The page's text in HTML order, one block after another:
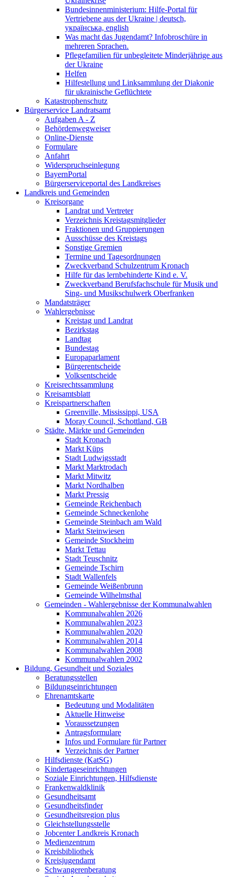
Bundesinnenministerium: Hilfe-Portal für
Vertriebene aus der Ukraine | deutsch,
українська, english
Was macht das Jugendamt? Infobroschüre in
mehreren Sprachen.
Pflegefamilien für unbegleitete Minderjährige aus
der Ukraine
Helfen
Hilfestellung und Linksammlung der Diakonie
für ukrainische Geflüchtete
Katastrophenschutz
Bürgerservice Landratsamt
Aufgaben A - Z
Behördenwegweiser
Online-Dienste
Formulare
Anfahrt
Widerspruchseinlegung
BayernPortal
Bürgerserviceportal des Landkreises
Landkreis und Gemeinden
Kreisorgane
Landrat und Vertreter
Verzeichnis Kreistagsmitglieder
Fraktionen und Gruppierungen
Ausschüsse des Kreistags
Sonstige Gremien
Termine und Tagesordnungen
Zweckverband Schulzentrum Kronach
Hilfe für das lernbehinderte Kind e. V.
Zweckverband Berufsfachschule für Musik und
Sing- und Musikschulwerk Oberfranken
Mandatsträger
Wahlergebnisse
Kreistag und Landrat
Bezirkstag
Landtag
Bundestag
Europaparlament
Bürgerentscheide
Volksentscheide
Kreisrechtssammlung
Kreisamtsblatt
Kreispartnerschaften
Greenville, Mississippi, USA
Moray Council, Schottland, GB
Städte, Märkte und Gemeinden
Stadt Kronach
Markt Küps
Stadt Ludwigsstadt
Markt Marktrodach
Markt Mitwitz
Markt Nordhalben
Markt Pressig
Gemeinde Reichenbach
Gemeinde Schneckenlohe
Gemeinde Steinbach am Wald
Markt Steinwiesen
Gemeinde Stockheim
Markt Tettau
Stadt Teuschnitz
Gemeinde Tschirn
Stadt Wallenfels
Gemeinde Weißenbrunn
Gemeinde Wilhelmsthal
Gemeinden - Wahlergebnisse der Kommunalwahlen
Kommunalwahlen 2026
Kommunalwahlen 2023
Kommunalwahlen 2020
Kommunalwahlen 2014
Kommunalwahlen 2008
Kommunalwahlen 2002
Bildung, Gesundheit und Soziales
Beratungsstellen
Bildungseinrichtungen
Ehrenamtskarte
Bedeutung und Modalitäten
Aktuelle Hinweise
Voraussetzungen
Antragsformulare
Infos und Formulare für Partner
Verzeichnis der Partner
Hilfsdienste (KatSG)
Kindertageseinrichtungen
Soziale Einrichtungen, Hilfsdienste
Frankenwaldklinik
Gesundheitsamt
Gesundheitsfinder
Gesundheitsregion plus
Gleichstellungsstelle
Jobcenter Landkreis Kronach
Medienzentrum
Kreisbibliothek
Kreisjugendamt
Schwangerenberatung